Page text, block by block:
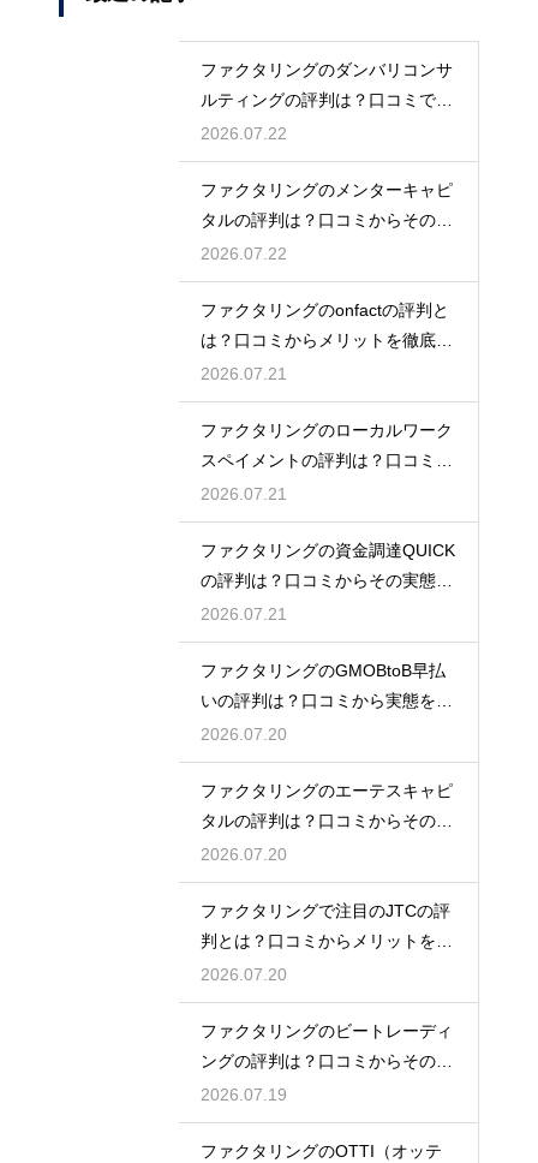
ファクタリングのダンバリコンサ
ルティングの評判は？口コミで実
態を解説
2026.07.22
ファクタリングのメンターキャピ
タルの評判は？口コミからその実
態を徹底解説
2026.07.22
ファクタリングのonfactの評判と
は？口コミからメリットを徹底解
説
2026.07.21
ファクタリングのローカルワーク
スペイメントの評判は？口コミで
実態を解説
2026.07.21
ファクタリングの資金調達QUICK
の評判は？口コミからその実態を
徹底解説
2026.07.21
ファクタリングのGMOBtoB早払
いの評判は？口コミから実態を徹
底解説
2026.07.20
ファクタリングのエーテスキャピ
タルの評判は？口コミからその実
態を徹底解説
2026.07.20
ファクタリングで注目のJTCの評
判とは？口コミからメリットを徹
底解説
2026.07.20
ファクタリングのビートレーディ
ングの評判は？口コミからその実
態を徹底解説
2026.07.19
ファクタリングのOTTI（オッテ